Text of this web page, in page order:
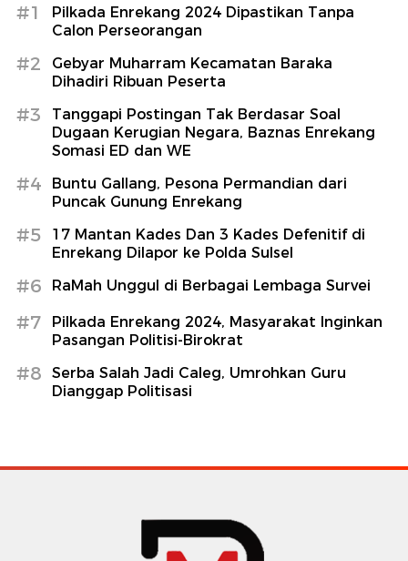
#1
Pilkada Enrekang 2024 Dipastikan Tanpa
Calon Perseorangan
#2
Gebyar Muharram Kecamatan Baraka
Dihadiri Ribuan Peserta
#3
Tanggapi Postingan Tak Berdasar Soal
Dugaan Kerugian Negara, Baznas Enrekang
Somasi ED dan WE
#4
Buntu Gallang, Pesona Permandian dari
Puncak Gunung Enrekang
#5
17 Mantan Kades Dan 3 Kades Defenitif di
Enrekang Dilapor ke Polda Sulsel
#6 RaMah Unggul di Berbagai Lembaga Survei
#7
Pilkada Enrekang 2024, Masyarakat Inginkan
Pasangan Politisi-Birokrat
#8
Serba Salah Jadi Caleg, Umrohkan Guru
Dianggap Politisasi